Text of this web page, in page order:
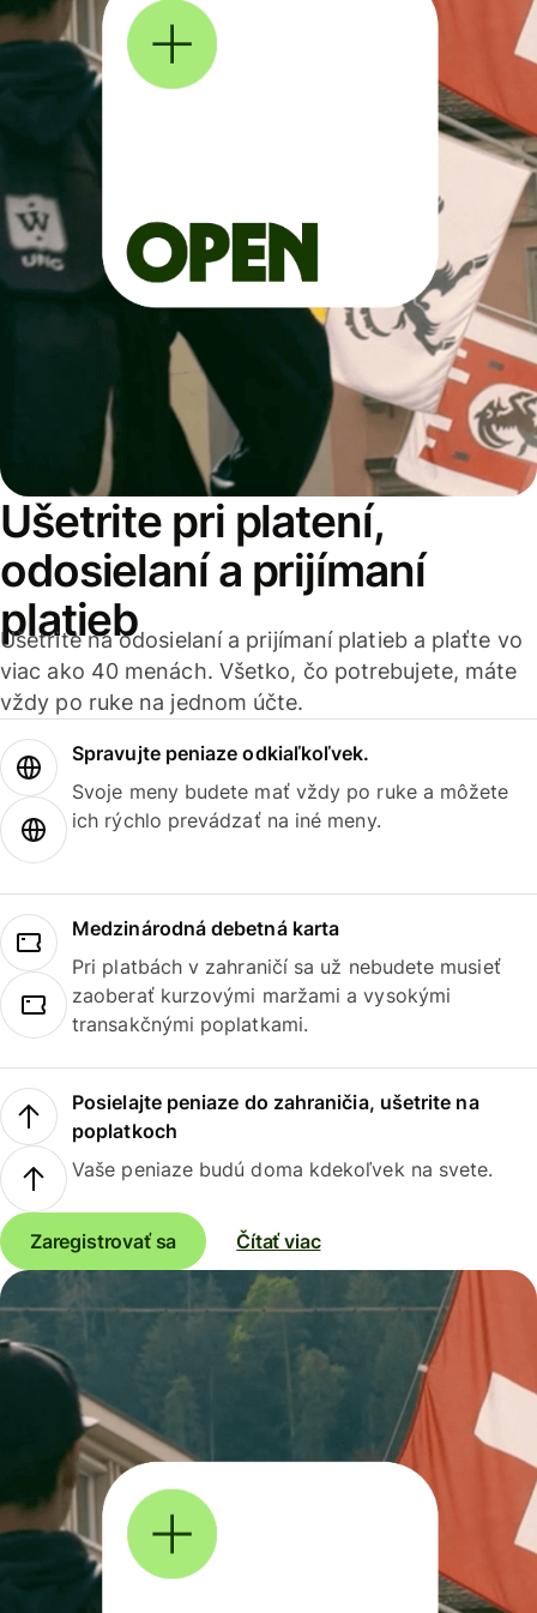
Ušetrite pri platení,
odosielaní a prijímaní
platieb
Ušetrite na odosielaní a prijímaní platieb a plaťte vo
viac ako 40 menách. Všetko, čo potrebujete, máte
vždy po ruke na jednom účte.
Spravujte peniaze odkiaľkoľvek.
Svoje meny budete mať vždy po ruke a môžete
ich rýchlo prevádzať na iné meny.
Medzinárodná debetná karta
Pri platbách v zahraničí sa už nebudete musieť
zaoberať kurzovými maržami a vysokými
transakčnými poplatkami.
Posielajte peniaze do zahraničia, ušetrite na
poplatkoch
Vaše peniaze budú doma kdekoľvek na svete.
Zaregistrovať sa Čítať viac